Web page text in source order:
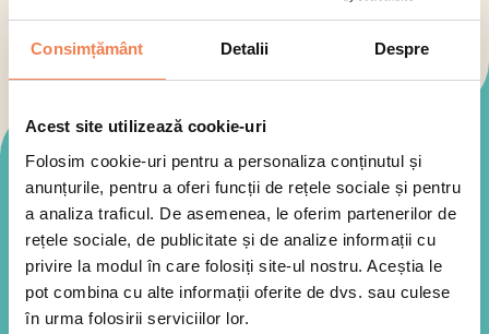
Consimțământ Detalii Despre
Acest site utilizează cookie-uri
Folosim cookie-uri pentru a personaliza conținutul și
anunțurile, pentru a oferi funcții de rețele sociale și pentru
a analiza traficul. De asemenea, le oferim partenerilor de
rețele sociale, de publicitate și de analize informații cu
privire la modul în care folosiți site-ul nostru. Aceștia le
pot combina cu alte informații oferite de dvs. sau culese
în urma folosirii serviciilor lor.
Mod de preparare